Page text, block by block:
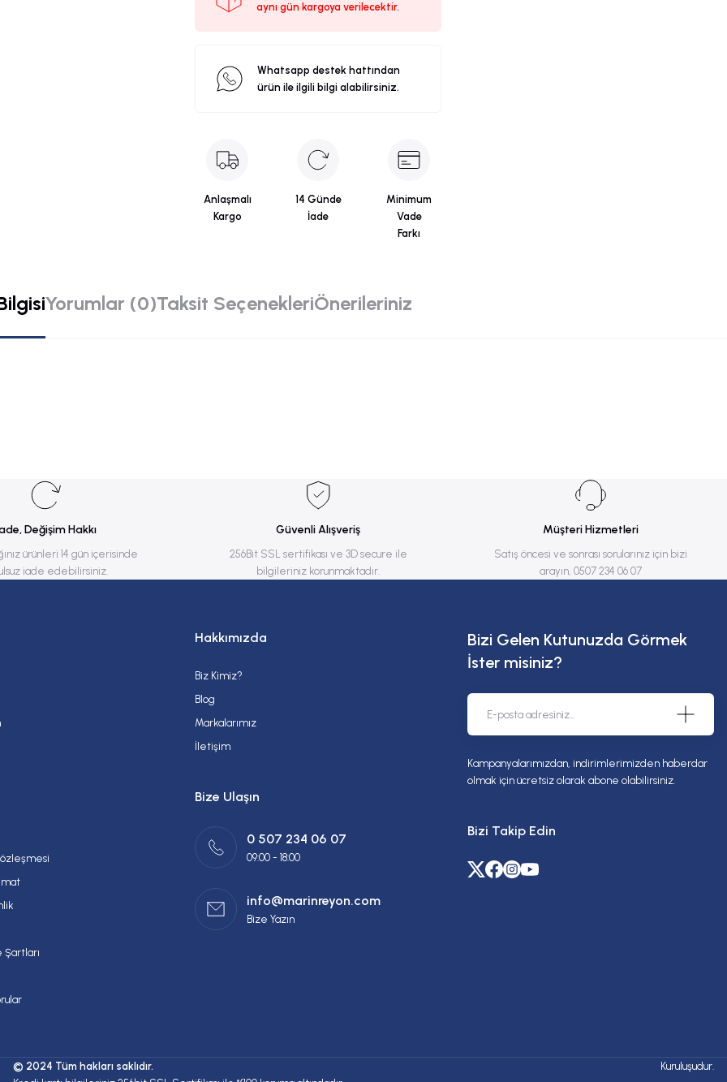
aynı gün kargoya verilecektir.
Whatsapp destek hattından
ürün ile ilgili bilgi alabilirsiniz.
Anlaşmalı
Kargo
14 Günde
İade
Minimum
Vade
Farkı
Yorumlar (0)Taksit SeçenekleriÖnerileriniz
Değişim Hakkı
ürünleri 14 gün içerisinde
iade edebilirsiniz.
Güvenli Alışveriş
256Bit SSL sertifikası ve 3D secure ile
bilgileriniz korunmaktadır.
Müşteri Hizmetleri
Satış öncesi ve sonrası sorularınız için bizi
arayın, 0507 234 06 07
Hakkımızda
Biz Kimiz?
Blog
Markalarımız
İletişim
Bize Ulaşın
0 507 234 06 07
09:00 - 18:00
info@marinreyon.com
Bize Yazın
Bizi Gelen Kutunuzda Görmek
İster misiniz?
Kampanyalarımızdan, indirimlerimizden haberdar
olmak için ücretsiz olarak abone olabilirsiniz.
Bizi Takip Edin
© 2024 Tüm hakları saklıdır.
Kuruluşudur.